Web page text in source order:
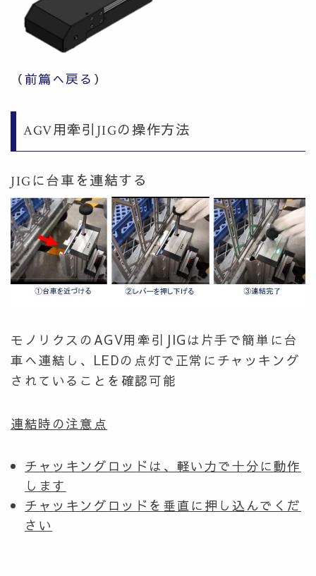
（前篇へ戻る ）
AGV用牽引JIGの操作方法
JIGに台車を連結する
モノリクスのAGV用牽引JIGは片手で簡単に台
車へ連結し、LEDの点灯で正常にチャッキング
されていることを確認可能
連結時の注意点
チャッキングロッドは、軽い力で十分に動作
します
チャッキングロッドを垂直に押し込んでくだ
さい